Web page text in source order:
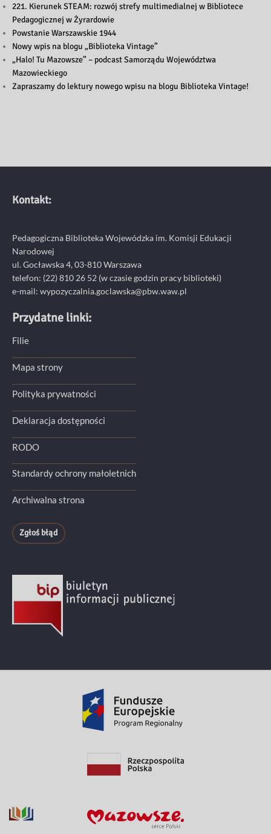
221. Kierunek STEAM: rozwój strefy multimedialnej w Bibliotece
Pedagogicznej w Żyrardowie
Powstanie Warszawskie 1944
Nowy wpis na blogu „Biblioteka Vintage”
„Halo! Tu Mazowsze” – podcast Samorządu Województwa
Mazowieckiego
Zapraszamy do lektury nowego wpisu na blogu Biblioteka Vintage!
Kontakt:
Pedagogiczna Biblioteka Wojewódzka im. Komisji Edukacji
Narodowej
ul. Gocławska 4, 03-810 Warszawa
telefon: (22) 810 26 52 (w czasie godzin pracy biblioteki)
e-mail: wypozyczalnia.goclawska@pbw.waw.pl
Przydatne linki:
Filie
Mapa strony
Polityka prywatności
Deklaracja dostępności
RODO
Standardy ochrony małoletnich
Archiwalna strona
Zgłoś błąd